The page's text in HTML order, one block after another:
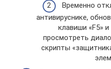
Временно
антивируснике,
клавиши «F5»
просмотреть
скрипты